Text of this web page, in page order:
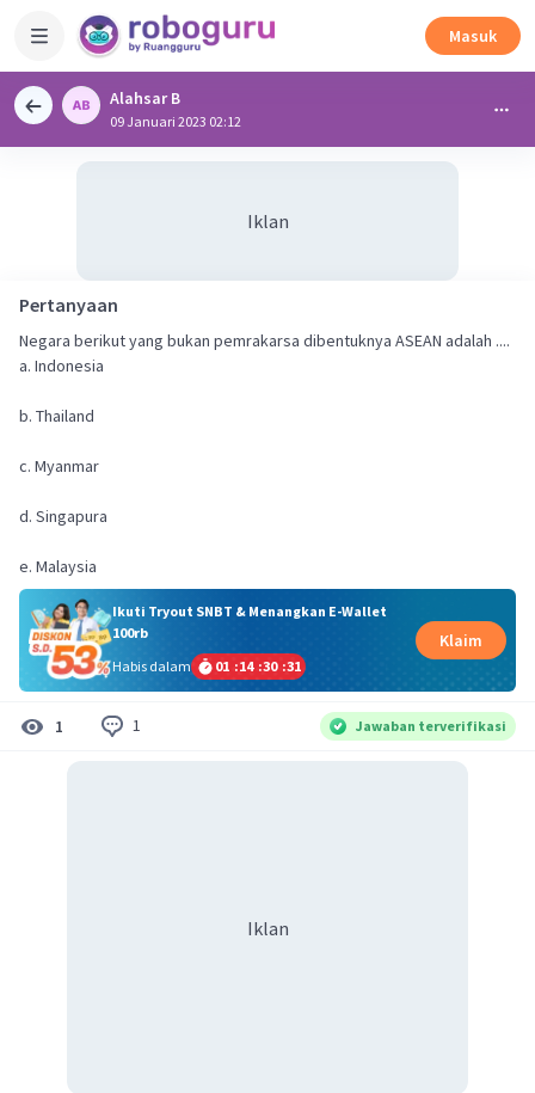
Masuk
Alahsar B
09 Januari 2023 02:12
Iklan
Pertanyaan
Negara berikut yang bukan pemrakarsa dibentuknya ASEAN adalah ....
a. Indonesia
b. Thailand
c. Myanmar
d. Singapura
e. Malaysia
Ikuti Tryout SNBT & Menangkan E-Wallet
100rb
Habis dalam
01 :14 :30 :31
Klaim
1 1 Jawaban terverifikasi
Iklan